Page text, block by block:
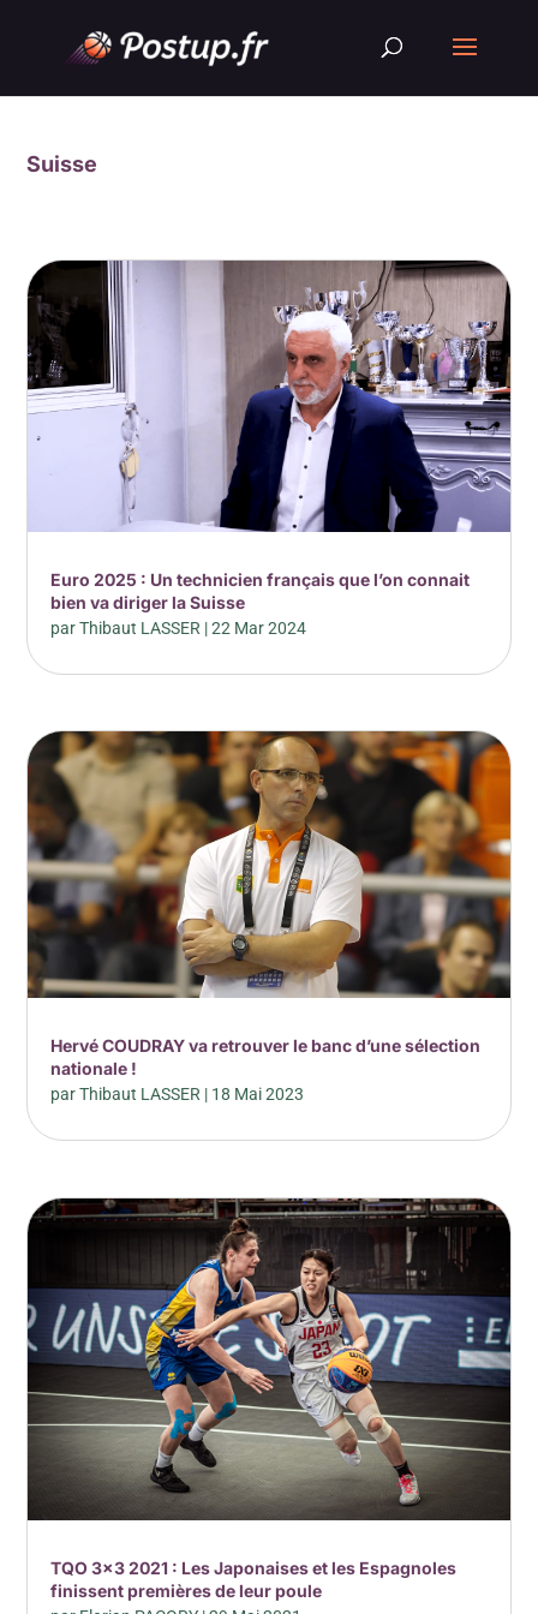
Suisse
Euro 2025 : Un technicien français que l’on connait
bien va diriger la Suisse
parThibaut LASSER |22 Mar 2024
Hervé COUDRAY va retrouver le banc d’une sélection
nationale !
parThibaut LASSER | 18 Mai 2023
TQO 3×3 2021 : Les Japonaises et les Espagnoles
finissent premières de leur poule